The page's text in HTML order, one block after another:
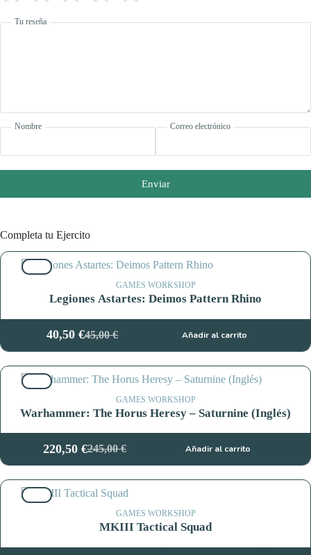
Tu reseña
Nombre Correo electrónico
Enviar
Completa tu Ejercito
GAMES WORKSHOP
Legiones Astartes: Deimos Pattern Rhino
45,00€
El
precio
original
era:
45,00 €.
40,50€El
precio
actual
es:
40,50 €.
Añadir al carrito
GAMES WORKSHOP
Warhammer: The Horus Heresy – Saturnine (Inglés)
245,00€
El
precio
original
era:
245,00 €.
220,50 €El
precio
actual
es:
220,50 €.
Añadir al carrito
GAMES WORKSHOP
MKIII Tactical Squad